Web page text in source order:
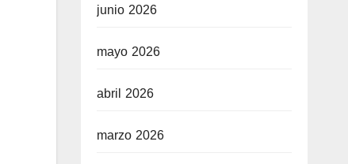
junio 2026
mayo 2026
abril 2026
marzo 2026